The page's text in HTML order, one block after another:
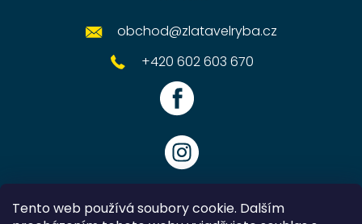
Tento web používá soubory cookie. Dalším
obchod@zlatavelryba.cz
+420 602 603 670